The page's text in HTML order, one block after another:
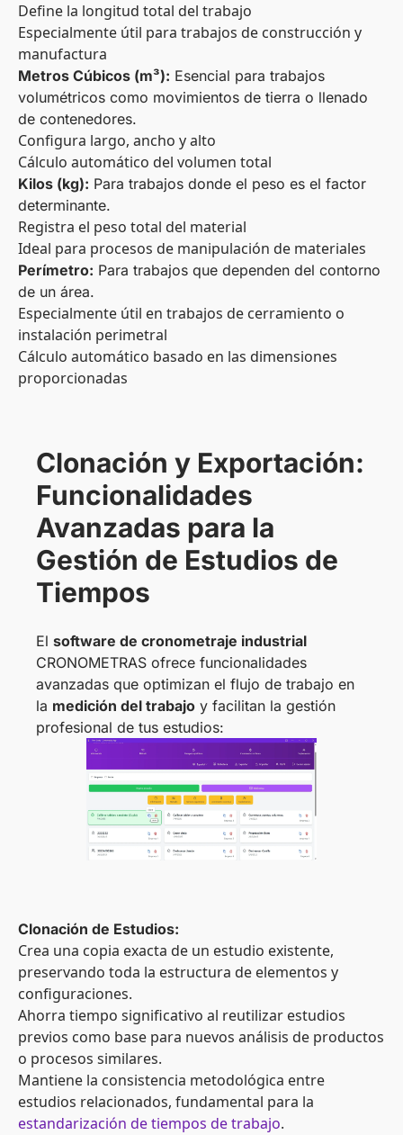
Define la longitud total del trabajo
Especialmente útil para trabajos de construcción y
manufactura
Metros Cúbicos (m³): Esencial para trabajos
volumétricos como movimientos de tierra o llenado
de contenedores.
Configura largo, ancho y alto
Cálculo automático del volumen total
Kilos (kg): Para trabajos donde el peso es el factor
determinante.
Registra el peso total del material
Ideal para procesos de manipulación de materiales
Perímetro: Para trabajos que dependen del contorno
de un área.
Especialmente útil en trabajos de cerramiento o
instalación perimetral
Cálculo automático basado en las dimensiones
proporcionadas
Clonación y Exportación:
Funcionalidades
Avanzadas para la
Gestión de Estudios de
Tiempos
El software de cronometraje industrial
CRONOMETRAS ofrece funcionalidades
avanzadas que optimizan el flujo de trabajo en
la medición del trabajo y facilitan la gestión
profesional de tus estudios:
Clonación de Estudios:
Crea una copia exacta de un estudio existente,
preservando toda la estructura de elementos y
configuraciones.
Ahorra tiempo significativo al reutilizar estudios
previos como base para nuevos análisis de productos
o procesos similares.
Mantiene la consistencia metodológica entre
estudios relacionados, fundamental para la
estandarización de tiempos de trabajo.